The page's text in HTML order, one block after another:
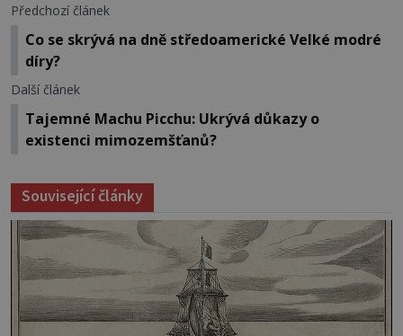
Předchozí článek
Co se skrývá na dně středoamerické Velké modré
díry?
Další článek
Tajemné Machu Picchu: Ukrývá důkazy o
existenci mimozemšťanů?
Související články